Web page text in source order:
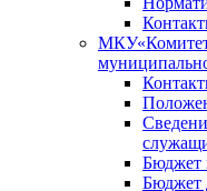
Бюджет
Бюджет